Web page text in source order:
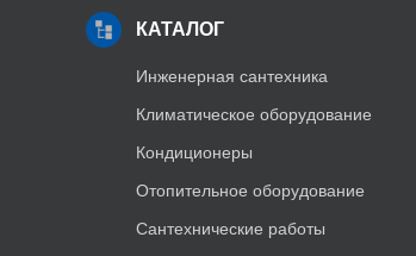
КАТАЛОГ
Инженерная сантехника
Климатическое оборудование
Кондиционеры
Отопительное оборудование
Сантехнические работы